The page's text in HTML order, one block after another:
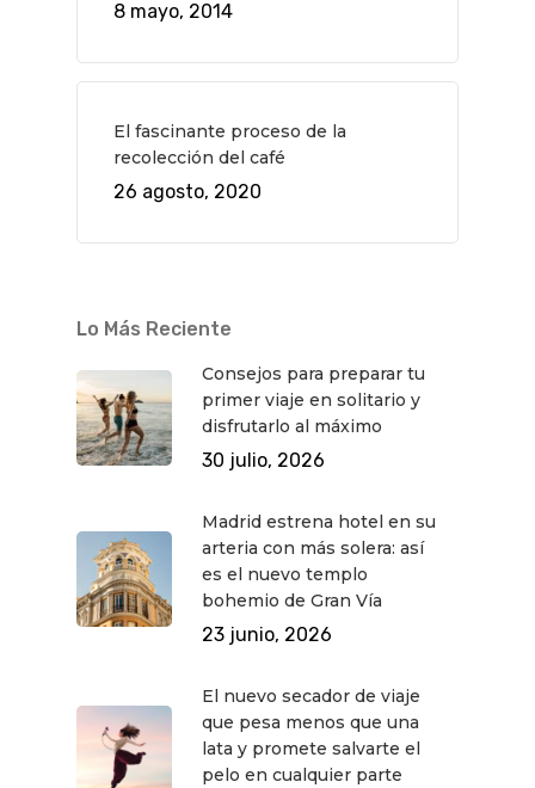
8 mayo, 2014
El fascinante proceso de la
recolección del café
26 agosto, 2020
Lo Más Reciente
Consejos para preparar tu
primer viaje en solitario y
disfrutarlo al máximo
30 julio, 2026
Madrid estrena hotel en su
arteria con más solera: así
es el nuevo templo
bohemio de Gran Vía
23 junio, 2026
El nuevo secador de viaje
que pesa menos que una
lata y promete salvarte el
pelo en cualquier parte
Cine
Música
Gourmet
Gastro